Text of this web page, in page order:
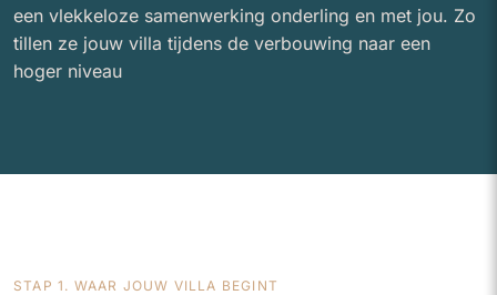
een vlekkeloze samenwerking onderling en met jou. Zo
tillen ze jouw villa tijdens de verbouwing naar een
hoger niveau
STAP 1. WAAR JOUW VILLA BEGINT